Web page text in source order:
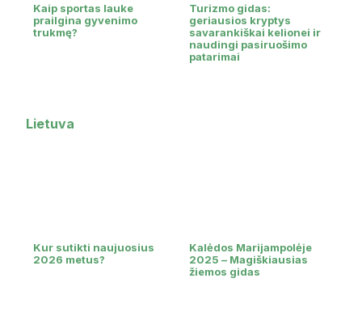
Kaip sportas lauke
prailgina gyvenimo
trukmę?
Turizmo gidas:
geriausios kryptys
savarankiškai kelionei ir
naudingi pasiruošimo
patarimai
Lietuva
Kur sutikti naujuosius
2026 metus?
Kalėdos Marijampolėje
2025 – Magiškiausias
žiemos gidas